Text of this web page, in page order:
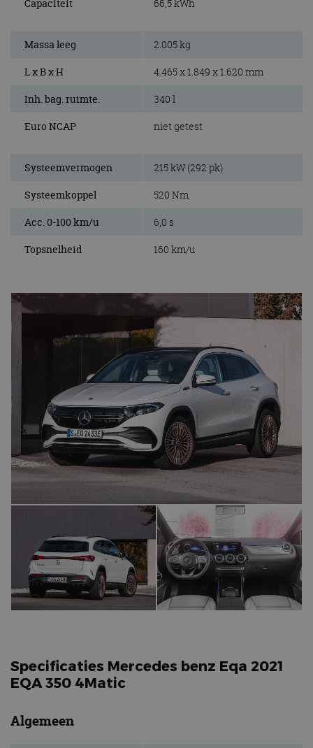
Capaciteit 66,5 kWh
Massa leeg 2.005 kg
L x B x H 4.465 x 1.849 x 1.620 mm
Inh. bag. ruimte. 340 l
Euro NCAP niet getest
Systeemvermogen 215 kW (292 pk)
Systeemkoppel 520 Nm
Acc. 0-100 km/u 6,0 s
Topsnelheid 160 km/u
Specificaties Mercedes benz Eqa 2021
EQA 350 4Matic
Algemeen